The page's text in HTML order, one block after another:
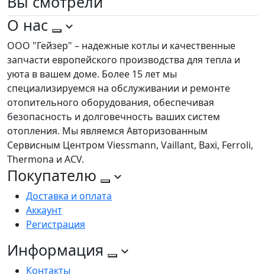
О нас
ООО "Гейзер" – надежные котлы и качественные
запчасти европейского производства для тепла и
уюта в вашем доме. Более 15 лет мы
специализируемся на обслуживании и ремонте
отопительного оборудования, обеспечивая
безопасность и долговечность ваших систем
отопления. Мы являемся Авторизованным
Сервисным Центром Viessmann, Vaillant, Baxi, Ferroli,
Thermona и ACV.
Покупателю
Доставка и оплата
Аккаунт
Регистрация
Информация
Контакты